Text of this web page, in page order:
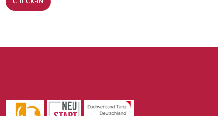
CHECK-IN